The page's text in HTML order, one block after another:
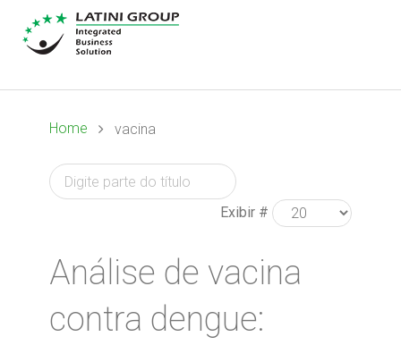
Home vacina
Exibir #
Análise de vacina
contra dengue: